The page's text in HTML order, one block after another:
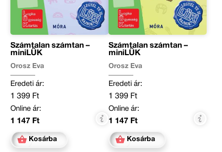
Számtalan számtan –
miniLÜK
Orosz Éva
Eredeti ár:
1 399 Ft
Online ár:
1 147 Ft
Kosárba
Számtalan számtan –
miniLÜK
Orosz Éva
Eredeti ár:
1 399 Ft
Online ár:
1 147 Ft
Kosárba